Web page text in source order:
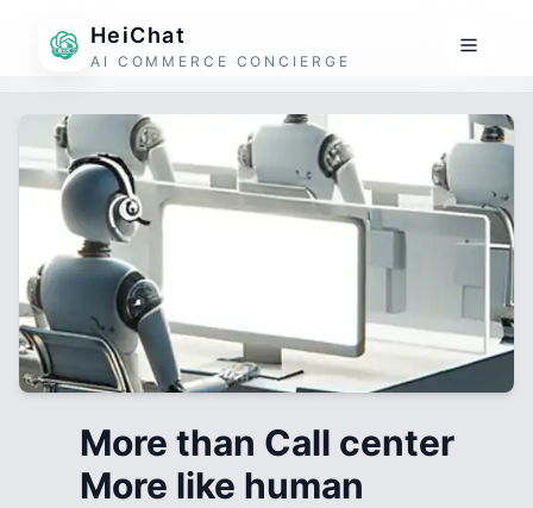
HeiChat
AI COMMERCE CONCIERGE
More than Call center
More like human